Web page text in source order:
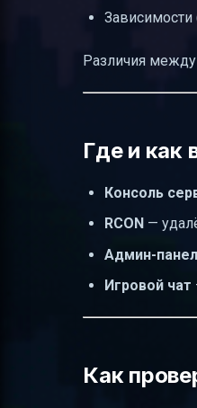
Зависимости
Различия
Где и как
Консоль
RCON —
Админ-
Игровой чат
Как